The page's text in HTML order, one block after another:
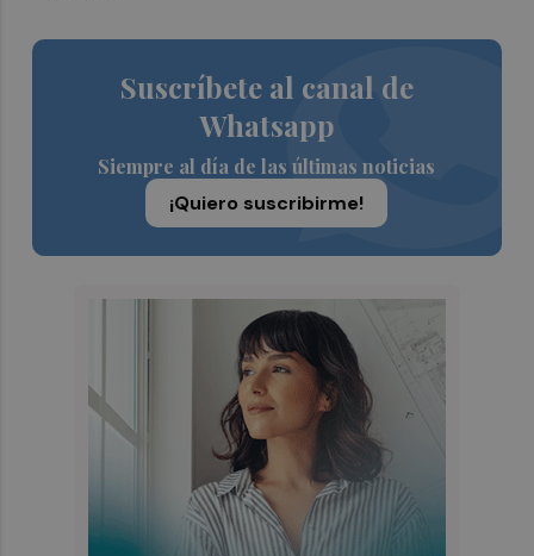
Suscríbete al canal de
Whatsapp
Siempre al día de las últimas noticias
¡Quiero suscribirme!